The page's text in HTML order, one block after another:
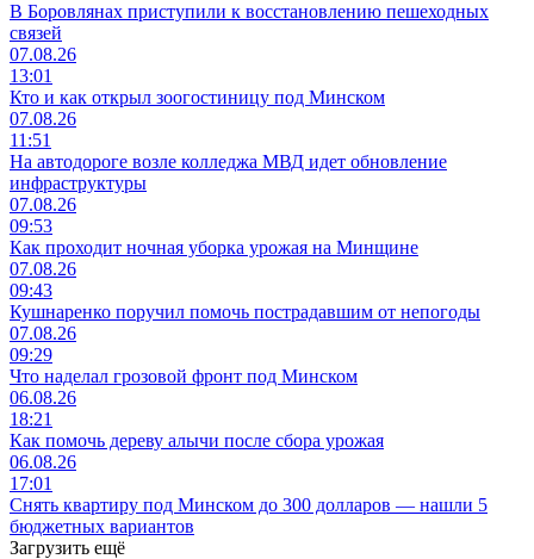
В Боровлянах приступили к восстановлению пешеходных
связей
07.08.26
13:01
Кто и как открыл зоогостиницу под Минском
07.08.26
11:51
На автодороге возле колледжа МВД идет обновление
инфраструктуры
07.08.26
09:53
Как проходит ночная уборка урожая на Минщине
07.08.26
09:43
Кушнаренко поручил помочь пострадавшим от непогоды
07.08.26
09:29
Что наделал грозовой фронт под Минском
06.08.26
18:21
Как помочь дереву алычи после сбора урожая
06.08.26
17:01
Снять квартиру под Минском до 300 долларов — нашли 5
бюджетных вариантов
Загрузить ещё